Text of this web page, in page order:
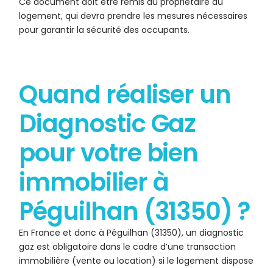
logement, qui devra prendre les mesures nécessaires
pour garantir la sécurité des occupants.
Quand réaliser un
Diagnostic Gaz
pour votre bien
immobilier à
Péguilhan (31350) ?
En France et donc à Péguilhan (31350), un diagnostic
gaz est obligatoire dans le cadre d’une transaction
immobilière (vente ou location) si le logement dispose